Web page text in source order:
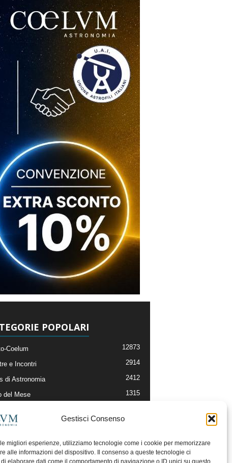
Gestisci Consenso
migliori esperienze, utilizziamo tecnologie come i cookie per memorizzare
alle informazioni del dispositivo. Il consenso a queste tecnologie ci
elaborare dati come il comportamento di navigazione o ID unici su questo
POPOLARI
Coelum 12873
e Incontri 2914
di Astronomia 2412
del Mese 1315
e Risorse On-Line
della Redazione